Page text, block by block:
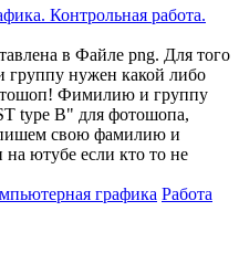
Контрольная работа.
в Файле png. Для того
нужен какой либо
Фимилию и группу
type B" для фотошопа,
пишем свою фамилию и
на ютубе если кто то не
графика Работа